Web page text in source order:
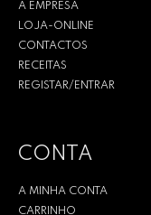
A EMPRESA
LOJA-ONLINE
CONTACTOS
RECEITAS
REGISTAR/ENTRAR
CONTA
A MINHA CONTA
CARRINHO